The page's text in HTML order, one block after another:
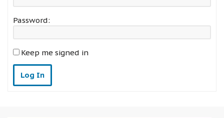
Password:
Keep me signed in
Log In